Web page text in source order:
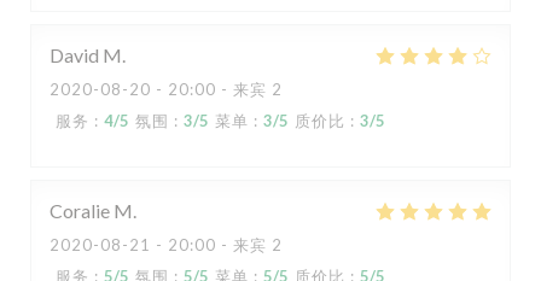
David M
2020-08-20 - 20:00 - 来宾 2
服务 : 4/5 氛围 : 3/5 菜单 : 3/5 质价比 : 3/5
Coralie M
2020-08-21 - 20:00 - 来宾 2
服务 : 5/5 氛围 : 5/5 菜单 : 5/5 质价比 : 5/5